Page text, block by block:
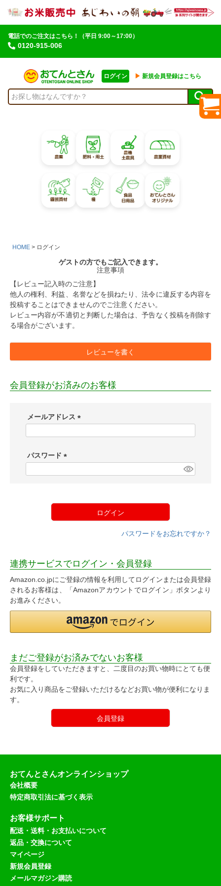
電話でのご注文はこちら！
0120-915-006
（平日 9:00～17:00）
ログイン ▶︎ 新規会員登録はこちら
HOME ログイン
ゲストの方でもご記入できます。
注意事項
【レビュー記入時のご注意】
他人の権利、利益、名誉などを損ねたり、法令に違反する内容を
投稿することはできませんのでご注意ください。
レビュー内容が不適切と判断した場合は、予告なく投稿を削除す
る場合がございます。
レビューを書く
会員登録がお済みのお客様
メールアドレス
)
パスワード
ログイン
パスワードをお忘れですか？
連携サービスでログイン・会員登録
Amazon.co.jpにご登録の情報を利用してログインまたは会員登録
されるお客様は、「Amazonアカウントでログイン」ボタンより
お進みください。
まだご登録がお済みでないお客様
会員登録をしていただきますと、二度目のお買い物時にとても便
利です。
お気に入り商品をご登録いただけるなどお買い物が便利になりま
す。
会員登録
おてんとさんオンラインショップ
会社概要
特定商取引法に基づく表示
お客様サポート
配送・送料・お支払いについて
返品・交換について
マイページ
新規会員登録
メールマガジン購読